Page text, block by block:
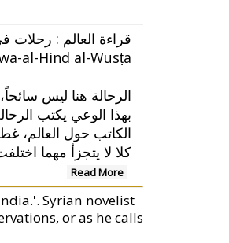
قراءة العالم : رحلات
al-Hind al-Wusṭa.
الرحالة هنا ليس
بهذا الوعي يكتب
الكاتب حول العالم،
كلا لا يتجزأ مهما
Read More
Syrian novelist
or as he calls